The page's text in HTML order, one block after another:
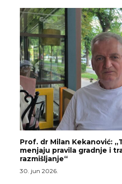
Prof. dr Milan Kekanović:
menjaju pravila gradnje i
razmišljanje“
30. jun 2026.